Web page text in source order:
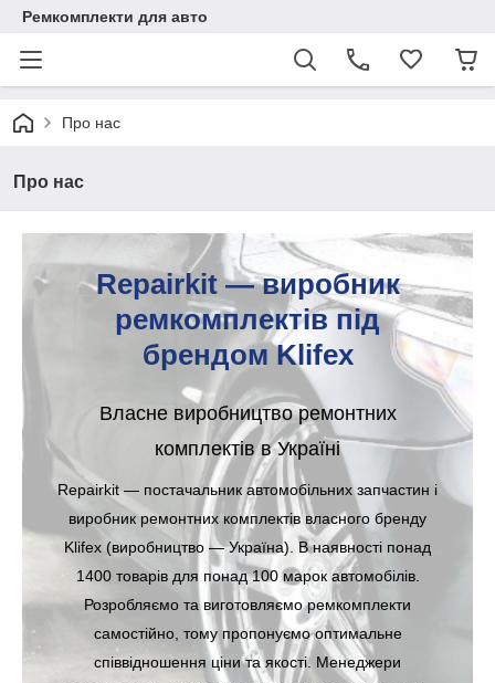
Ремкомплекти для авто
Про нас
Про нас
Repairkit — виробник
ремкомплектів під
брендом Klifex
Власне виробництво ремонтних
комплектів в Україні
Repairkit — постачальник автомобільних запчастин і
виробник ремонтних комплектів власного бренду
Klifex (виробництво — Україна). В наявності понад
1400 товарів для понад 100 марок автомобілів.
Розробляємо та виготовляємо ремкомплекти
самостійно, тому пропонуємо оптимальне
співвідношення ціни та якості. Менеджери